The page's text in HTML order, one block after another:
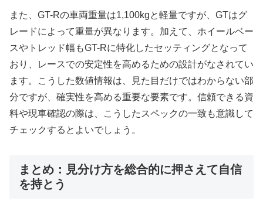
また、GT-Rの車両重量は1,100kgと軽量ですが、GTはグ
レードによって重量が異なります。加えて、ホイールベー
スやトレッド幅もGT-Rに特化したセッティングとなって
おり、レースでの安定性を高めるための設計がなされてい
ます。こうした数値情報は、見た目だけではわからない部
分ですが、確実性を高める重要な要素です。信頼できる資
料や現車確認の際は、こうしたスペックの一致も意識して
チェックするとよいでしょう。
まとめ：見分け方を総合的に押さえて自信
を持とう